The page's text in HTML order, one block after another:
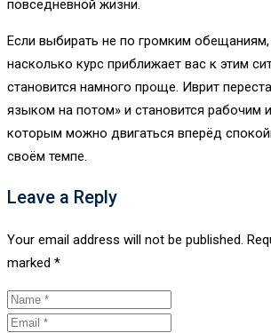
повседневной жизни.
Если выбирать не по громким
насколько курс приближает вас к этим
становится намного проще. Иврит
языком на потом» и становится рабочим
которым можно двигаться вперёд
своём темпе.
Leave a Reply
Your email address will not be published.
marked *